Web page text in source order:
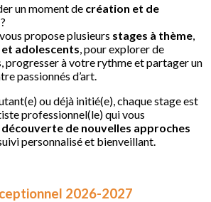
un moment de création et de
?
vous propose plusieurs stages à thème
adolescents , pour explorer de
progresser à votre rythme et partager un
passionnés d’art.
ou déjà initié(e), chaque stage est
professionnel(le) qui vous
découverte de nouvelles approches
suivi personnalisé et bienveillant.
2026-2027